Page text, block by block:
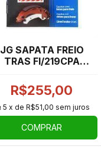
JG SAPATA FREIO
TRAS FI/219CPA
ARGO, CRONOS
R$255,00
5 x deR$51,00 sem juros
COMPRAR